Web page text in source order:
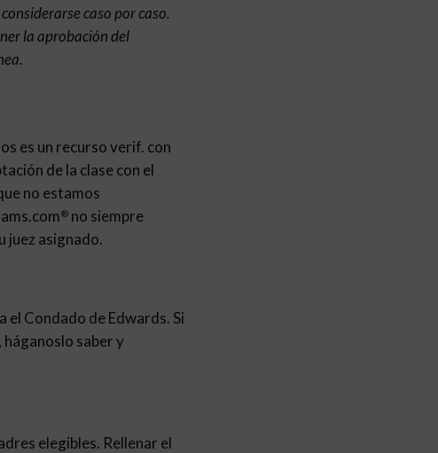
caso por caso.
la aprobación del
es un recurso verif. con
de la clase con el
no estamos
® no siempre
juez asignado.
Condado de Edwards. Si
saber y
elegibles. Rellenar el